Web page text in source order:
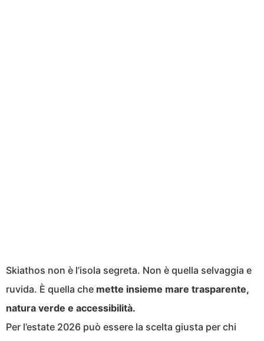
Skiathos non è l’isola segreta. Non è quella selvaggia e
ruvida. È quella che mette insieme mare trasparente,
natura verde e accessibilità.
Per l’estate 2026 può essere la scelta giusta per chi